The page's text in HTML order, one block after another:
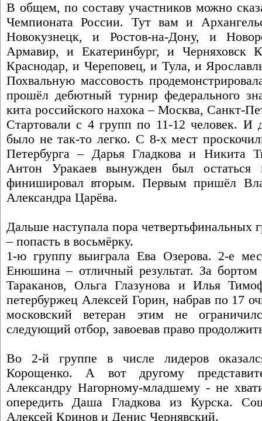
В общем, по составу участников можно
Чемпионата России. Тут вам и
Новокузнецк, и Ростов-на-Дону, и
Армавир, и Екатеринбург, и Черняховск
Краснодар, и Череповец, и Тула, и
Похвальную массовость
прошёл дебютный турнир федерального
кита российского нахока – Москва, Санкт-
Стартовали с 4 групп по 11-12 человек. И
было не так-то легко. С 8-х мест
Петербурга – Дарья Гладкова и Никита
Антон Уракаев вынужден был
финишировал вторым. Первым пришёл
Александра Царёва.
Дальше наступала пора четвертьфинальных
– попасть в восьмёрку.
1-ю группу выиграла Ева Озерова. 2-е
Енюшина – отличный результат. За
Тараканов, Ольга Глазунова и Илья
петербуржец Алексей Горин, набрав по 17
московский ветеран этим не
следующий отбор, завоевав право
Во 2-й группе в числе лидеров
Корощенко. А вот другому
Александру Нагорному-младшему - не
опередить Даша Гладкова из Курска.
Алексей Кринов и Денис Чернявский.